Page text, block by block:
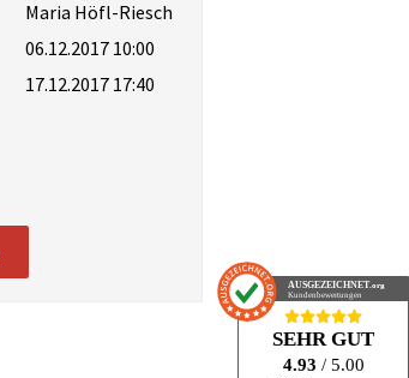
Maria Höfl-Riesch
06.12.2017 10:00
17.12.2017 17:40
AUSGEZEICHNET .org
Kundenbewertungen
SEHR GUT
4.93 / 5.00